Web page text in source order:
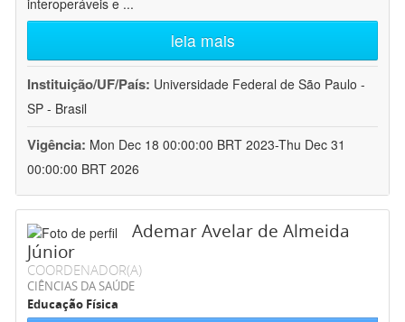
interoperáveis e ...
leia mais
Instituição/UF/País: Universidade Federal de São Paulo -
SP - Brasil
Vigência: Mon Dec 18 00:00:00 BRT 2023-Thu Dec 31
00:00:00 BRT 2026
Ademar Avelar de Almeida
Júnior
COORDENADOR(A)
CIÊNCIAS DA SAÚDE
Educação Física